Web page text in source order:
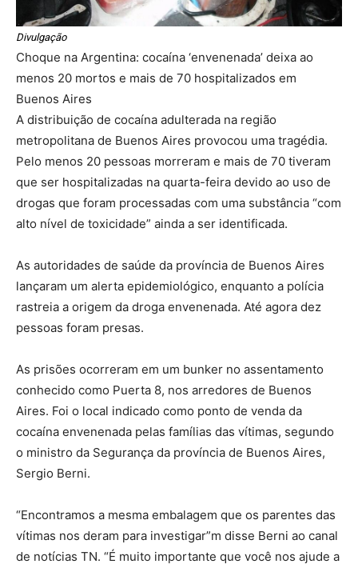
Divulgação
Choque na Argentina: cocaína ‘envenenada’ deixa ao
menos 20 mortos e mais de 70 hospitalizados em
Buenos Aires
A distribuição de cocaína adulterada na região
metropolitana de Buenos Aires provocou uma tragédia.
Pelo menos 20 pessoas morreram e mais de 70 tiveram
que ser hospitalizadas na quarta-feira devido ao uso de
drogas que foram processadas com uma substância “com
alto nível de toxicidade” ainda a ser identificada.
As autoridades de saúde da província de Buenos Aires
lançaram um alerta epidemiológico, enquanto a polícia
rastreia a origem da droga envenenada. Até agora dez
pessoas foram presas.
As prisões ocorreram em um bunker no assentamento
conhecido como Puerta 8, nos arredores de Buenos
Aires. Foi o local indicado como ponto de venda da
cocaína envenenada pelas famílias das vítimas, segundo
o ministro da Segurança da província de Buenos Aires,
Sergio Berni.
“Encontramos a mesma embalagem que os parentes das
vítimas nos deram para investigar”m disse Berni ao canal
de notícias TN. “É muito importante que você nos ajude a